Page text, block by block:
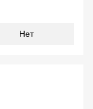
Нет